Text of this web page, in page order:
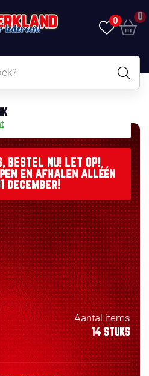
0 0
BESTEL NU! LET OP!
en afhalen alléén
december!
Aantal items
14 STUKS